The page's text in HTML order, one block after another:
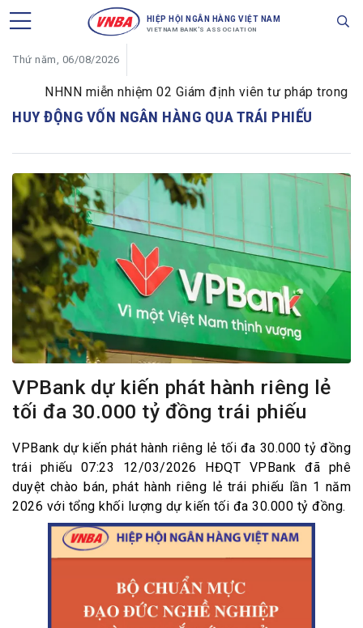
HIỆP HỘI NGÂN HÀNG VIỆT NAM
VIETNAM BANK'S ASSOCIATION
Thứ năm, 06/08/2026
NHNN miễn nhiệm 02 Giám định viên tư pháp trong
HUY ĐỘNG VỐN NGÂN HÀNG QUA TRÁI PHIẾU
VPBank dự kiến phát hành riêng lẻ
tối đa 30.000 tỷ đồng trái phiếu
VPBank dự kiến phát hành riêng lẻ tối đa 30.000 tỷ đồng
trái phiếu 07:23 12/03/2026 HĐQT VPBank đã phê
duyệt chào bán, phát hành riêng lẻ trái phiếu lần 1 năm
2026 với tổng khối lượng dự kiến tối đa 30.000 tỷ đồng.